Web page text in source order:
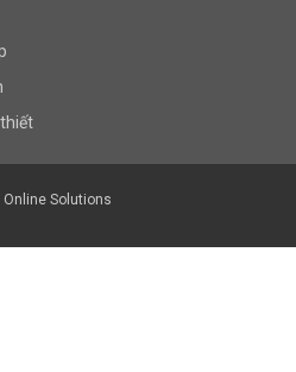
Solutions